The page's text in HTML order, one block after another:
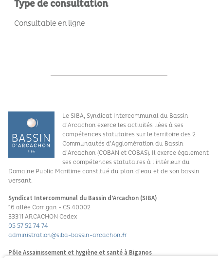
Type de consultation
Consultable en ligne
Le SIBA, Syndicat Intercommunal du Bassin
d’Arcachon exerce les activités liées à ses
compétences statutaires sur le territoire des 2
Communautés d’Agglomération du Bassin
d’Arcachon (COBAN et COBAS). Il exerce également
ses compétences statutaires à l’intérieur du
Domaine Public Maritime constitué du plan d’eau et de son bassin
versant.
Syndicat Intercommunal du Bassin d’Arcachon (SIBA)
16 allée Corrigan - CS 40002
33311 ARCACHON Cedex
05 57 52 74 74
administration@siba-bassin-arcachon.fr
Pôle Assainissement et hygiène et santé à Biganos